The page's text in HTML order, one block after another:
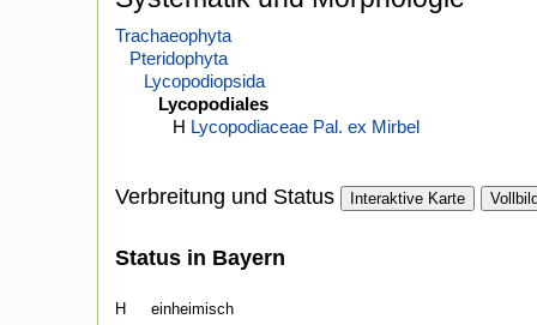
Trachaeophyta
Pteridophyta
Lycopodiopsida
Lycopodiales
H Lycopodiaceae Pal. ex Mirbel
Verbreitung und Status Interaktive Karte
Status in Bayern
H einheimisch